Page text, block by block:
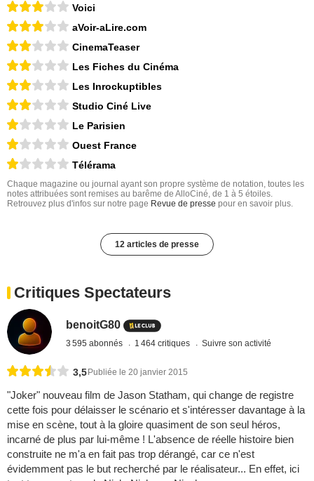
Voici
aVoir-aLire.com
CinemaTeaser
Les Fiches du Cinéma
Les Inrockuptibles
Studio Ciné Live
Le Parisien
Ouest France
Télérama
Chaque magazine ou journal ayant son propre système de notation, toutes les
notes attribuées sont remises au barême de AlloCiné, de 1 à 5 étoiles.
Retrouvez plus d'infos sur notre page Revue de presse pour en savoir plus.
12 articles de presse
Critiques Spectateurs
benoitG80
3 595 abonnés 1 464 critiques Suivre son activité
3,5Publiée le 20 janvier 2015
"Joker" nouveau film de Jason Statham, qui change de registre
cette fois pour délaisser le scénario et s'intéresser davantage à la
mise en scène, tout à la gloire quasiment de son seul héros,
incarné de plus par lui-même ! L'absence de réelle histoire bien
construite ne m'a en fait pas trop dérangé, car ce n'est
évidemment pas le but recherché par le réalisateur... En effet, ici